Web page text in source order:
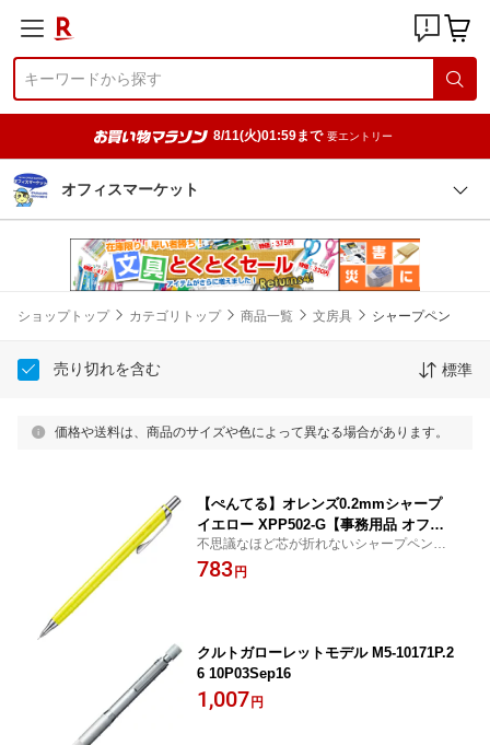
8/11(火)01:59まで 要エントリー
オフィスマーケット
ショップトップ カテゴリトップ 商品一覧 文房具 シャープペン
売り切れを含む 標準
価格や送料は、商品のサイズや色によって異なる場合があります。
【ぺんてる】オレンズ0.2mmシャープ
イエロー XPP502-G【事務用品 オフィ
ス用品 シャープペンシル シャーペン 芯
が折れない 極細 筆記用具 筆記具 文房
不思議なほど芯が折れないシャープペン
【事務用品 オフィス用品 シャープペンシル
シャーペン 芯が折れない 極細 筆記用具 文
783 円
クルトガローレットモデル M5-10171P.2
6 10P03Sep16
1,007 円